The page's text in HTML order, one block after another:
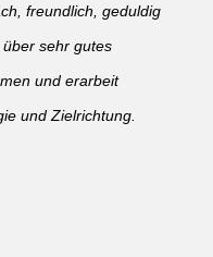
freundlich, geduldig
sehr gutes
und erarbeit
und Zielrichtung.